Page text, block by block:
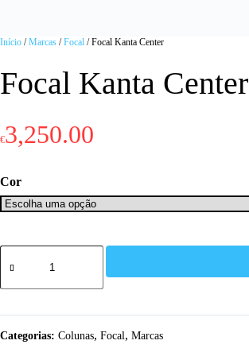
Início /Marcas /Focal / Focal Kanta Center
Focal Kanta Center
€3,250.00
Cor
Quantidade
de
Kanta
Categorias: Colunas, Focal , Marcas